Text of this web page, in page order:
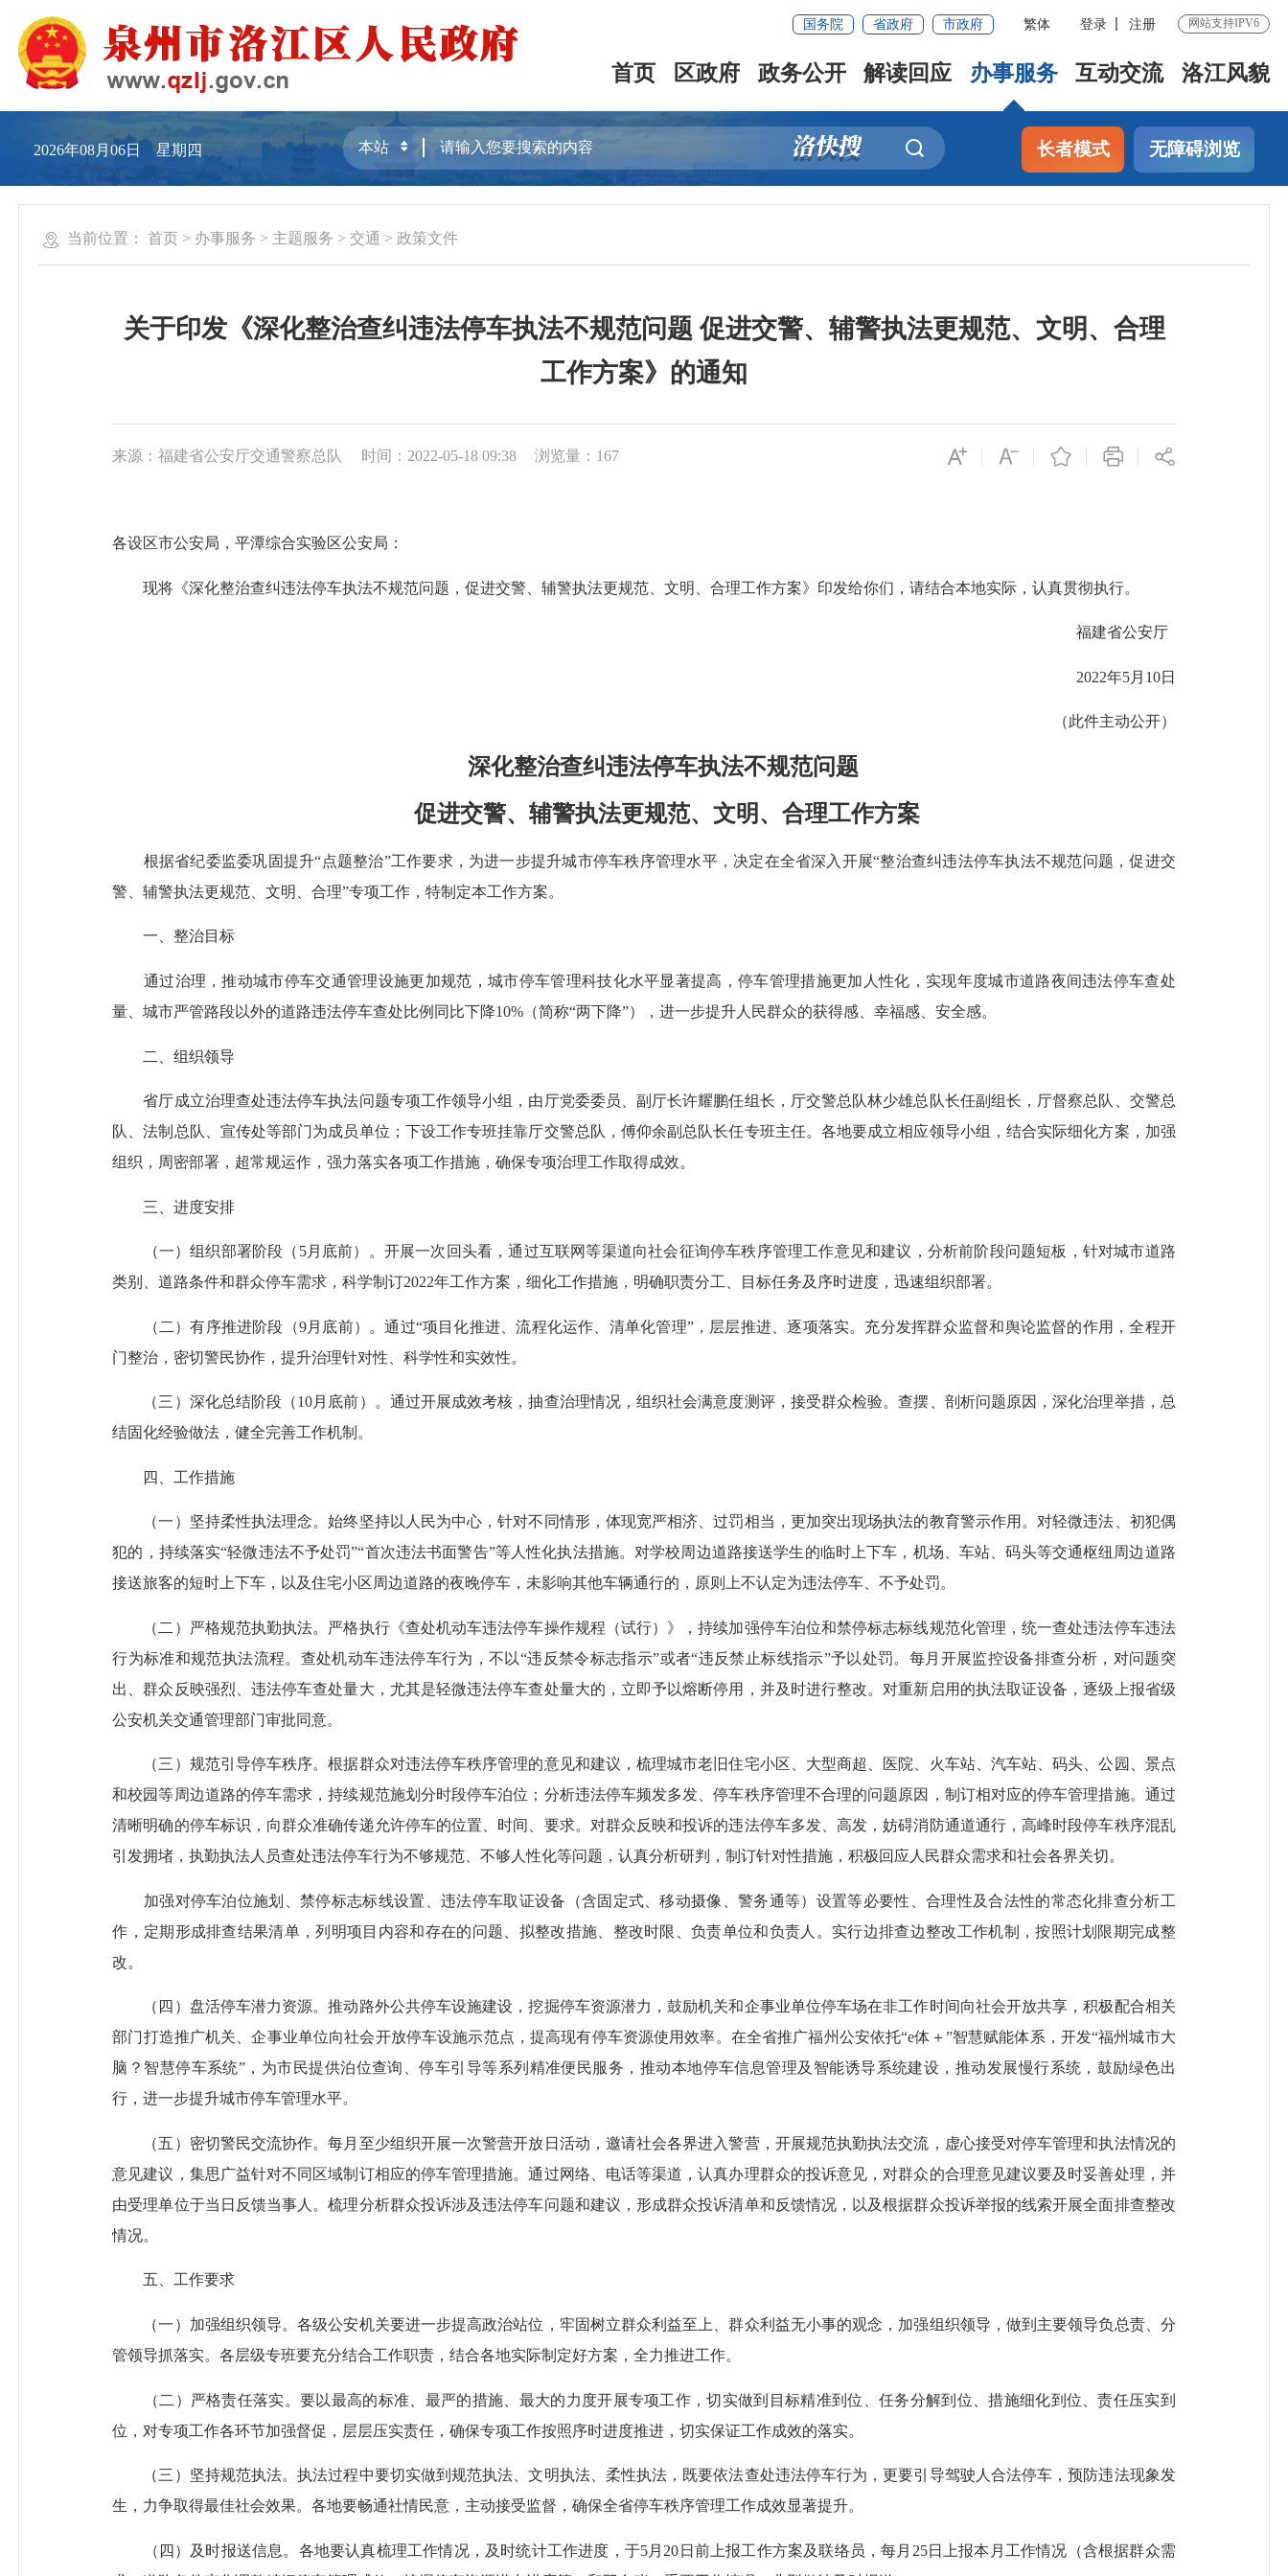
国务院 省政府 市政府 繁体 登录 注册 网站支持IPV6
首页 区政府 政务公开 解读回应 办事服务 互动交流 洛江风貌
2026年08月06日 星期四 长者模式 无障碍浏览
当前位置： 首页 > 办事服务 > 主题服务 >交通 >政策文件
关于印发《深化整治查纠违法停车执法不规范问题 促进交警、辅警执法更规范、文明、合理
工作方案》的通知
来源：福建省公安厅交通警察总队 时间：2022-05-18 09:38 浏览量： 167
各设区市公安局，平潭综合实验区公安局：
现将《深化整治查纠违法停车执法不规范问题，促进交警、辅警执法更规范、文明、合理工作方案》印发给你们，请结合本地实际，认真贯彻执行。
福建省公安厅
2022年5月10日
（此件主动公开）
深化整治查纠违法停车执法不规范问题
促进交警、辅警执法更规范、文明、合理工作方案
根据省纪委监委巩固提升“点题整治”工作要求，为进一步提升城市停车秩序管理水平，决定在全省深入开展“整治查纠违法停车执法不规范问题，促进交
警、辅警执法更规范、文明、合理”专项工作，特制定本工作方案。
一、整治目标
通过治理，推动城市停车交通管理设施更加规范，城市停车管理科技化水平显著提高，停车管理措施更加人性化，实现年度城市道路夜间违法停车查处
量、城市严管路段以外的道路违法停车查处比例同比下降10%（简称“两下降”），进一步提升人民群众的获得感、幸福感、安全感。
二、组织领导
省厅成立治理查处违法停车执法问题专项工作领导小组，由厅党委委员、副厅长许耀鹏任组长，厅交警总队林少雄总队长任副组长，厅督察总队、交警总
队、法制总队、宣传处等部门为成员单位；下设工作专班挂靠厅交警总队，傅仰余副总队长任专班主任。各地要成立相应领导小组，结合实际细化方案，加强
组织，周密部署，超常规运作，强力落实各项工作措施，确保专项治理工作取得成效。
三、进度安排
（一）组织部署阶段（5月底前）。开展一次回头看，通过互联网等渠道向社会征询停车秩序管理工作意见和建议，分析前阶段问题短板，针对城市道路
类别、道路条件和群众停车需求，科学制订2022年工作方案，细化工作措施，明确职责分工、目标任务及序时进度，迅速组织部署。
（二）有序推进阶段（9月底前）。通过“项目化推进、流程化运作、清单化管理”，层层推进、逐项落实。充分发挥群众监督和舆论监督的作用，全程开
门整治，密切警民协作，提升治理针对性、科学性和实效性。
（三）深化总结阶段（10月底前）。通过开展成效考核，抽查治理情况，组织社会满意度测评，接受群众检验。查摆、剖析问题原因，深化治理举措，总
结固化经验做法，健全完善工作机制。
四、工作措施
（一）坚持柔性执法理念。始终坚持以人民为中心，针对不同情形，体现宽严相济、过罚相当，更加突出现场执法的教育警示作用。对轻微违法、初犯偶
犯的，持续落实“轻微违法不予处罚”“首次违法书面警告”等人性化执法措施。对学校周边道路接送学生的临时上下车，机场、车站、码头等交通枢纽周边道路
接送旅客的短时上下车，以及住宅小区周边道路的夜晚停车，未影响其他车辆通行的，原则上不认定为违法停车、不予处罚。
（二）严格规范执勤执法。严格执行《查处机动车违法停车操作规程（试行）》，持续加强停车泊位和禁停标志标线规范化管理，统一查处违法停车违法
行为标准和规范执法流程。查处机动车违法停车行为，不以“违反禁令标志指示”或者“违反禁止标线指示”予以处罚。每月开展监控设备排查分析，对问题突
出、群众反映强烈、违法停车查处量大，尤其是轻微违法停车查处量大的，立即予以熔断停用，并及时进行整改。对重新启用的执法取证设备，逐级上报省级
公安机关交通管理部门审批同意。
（三）规范引导停车秩序。根据群众对违法停车秩序管理的意见和建议，梳理城市老旧住宅小区、大型商超、医院、火车站、汽车站、码头、公园、景点
和校园等周边道路的停车需求，持续规范施划分时段停车泊位；分析违法停车频发多发、停车秩序管理不合理的问题原因，制订相对应的停车管理措施。通过
清晰明确的停车标识，向群众准确传递允许停车的位置、时间、要求。对群众反映和投诉的违法停车多发、高发，妨碍消防通道通行，高峰时段停车秩序混乱
引发拥堵，执勤执法人员查处违法停车行为不够规范、不够人性化等问题，认真分析研判，制订针对性措施，积极回应人民群众需求和社会各界关切。
加强对停车泊位施划、禁停标志标线设置、违法停车取证设备（含固定式、移动摄像、警务通等）设置等必要性、合理性及合法性的常态化排查分析工
作，定期形成排查结果清单，列明项目内容和存在的问题、拟整改措施、整改时限、负责单位和负责人。实行边排查边整改工作机制，按照计划限期完成整
改。
（四）盘活停车潜力资源。推动路外公共停车设施建设，挖掘停车资源潜力，鼓励机关和企事业单位停车场在非工作时间向社会开放共享，积极配合相关
部门打造推广机关、企事业单位向社会开放停车设施示范点，提高现有停车资源使用效率。在全省推广福州公安依托“e体＋”智慧赋能体系，开发“福州城市大
脑？智慧停车系统”，为市民提供泊位查询、停车引导等系列精准便民服务，推动本地停车信息管理及智能诱导系统建设，推动发展慢行系统，鼓励绿色出
行，进一步提升城市停车管理水平。
（五）密切警民交流协作。每月至少组织开展一次警营开放日活动，邀请社会各界进入警营，开展规范执勤执法交流，虚心接受对停车管理和执法情况的
意见建议，集思广益针对不同区域制订相应的停车管理措施。通过网络、电话等渠道，认真办理群众的投诉意见，对群众的合理意见建议要及时妥善处理，并
由受理单位于当日反馈当事人。梳理分析群众投诉涉及违法停车问题和建议，形成群众投诉清单和反馈情况，以及根据群众投诉举报的线索开展全面排查整改
情况。
五、工作要求
（一）加强组织领导。各级公安机关要进一步提高政治站位，牢固树立群众利益至上、群众利益无小事的观念，加强组织领导，做到主要领导负总责、分
管领导抓落实。各层级专班要充分结合工作职责，结合各地实际制定好方案，全力推进工作。
（二）严格责任落实。要以最高的标准、最严的措施、最大的力度开展专项工作，切实做到目标精准到位、任务分解到位、措施细化到位、责任压实到
位，对专项工作各环节加强督促，层层压实责任，确保专项工作按照序时进度推进，切实保证工作成效的落实。
（三）坚持规范执法。执法过程中要切实做到规范执法、文明执法、柔性执法，既要依法查处违法停车行为，更要引导驾驶人合法停车，预防违法现象发
生，力争取得最佳社会效果。各地要畅通社情民意，主动接受监督，确保全省停车秩序管理工作成效显著提升。
（四）及时报送信息。各地要认真梳理工作情况，及时统计工作进度，于5月20日前上报工作方案及联络员，每月25日上报本月工作情况（含根据群众需